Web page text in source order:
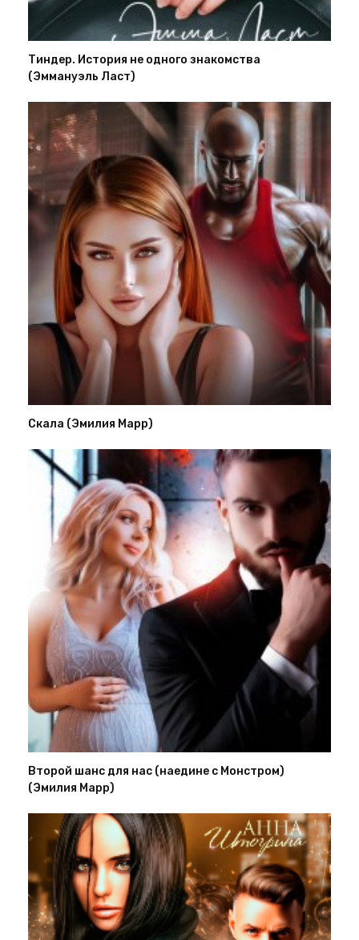
Тиндер. История не одного знакомства
(Эммануэль Ласт)
Скала (Эмилия Марр)
Второй шанс для нас (наедине с Монстром)
(Эмилия Марр)